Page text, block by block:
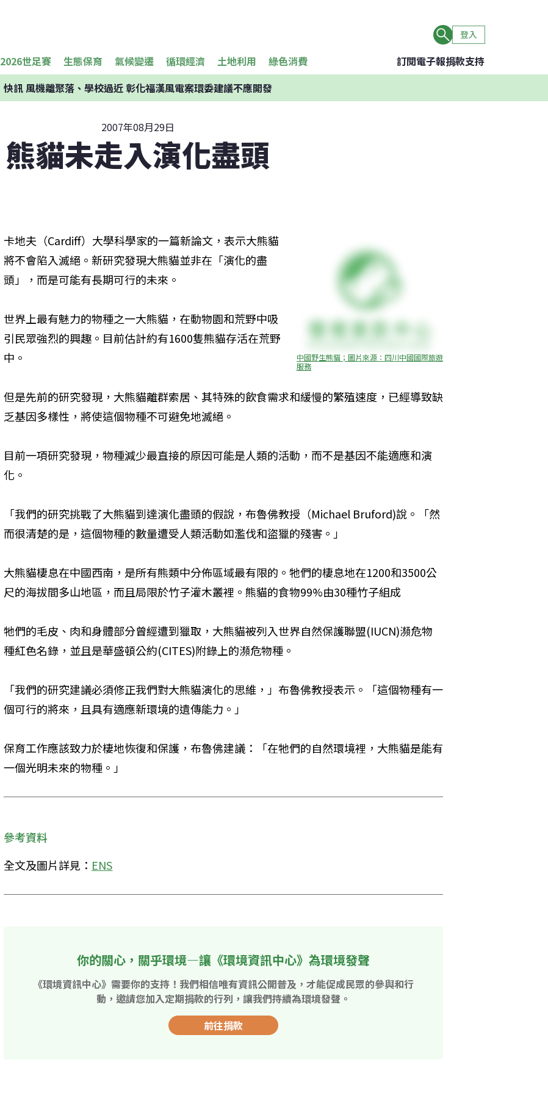
登入
2026世足賽 生態保育 氣候變遷 循環經濟 土地利用 綠色消費 訂閱電子報捐款支持
快訊風機離聚落、學校過近 彰化福漢風電案環委建議不應開發
2007年08月29日
熊貓未走入演化盡頭
中國野生熊貓；圖片來源：四川中國國際旅遊
服務
卡地夫（Cardiff）大學科學家的一篇新論文，表示大熊貓
將不會陷入滅絕。新研究發現大熊貓並非在「演化的盡
頭」，而是可能有長期可行的未來。
世界上最有魅力的物種之一大熊貓，在動物園和荒野中吸
引民眾強烈的興趣。目前估計約有1600隻熊貓存活在荒野
中。
但是先前的研究發現，大熊貓離群索居、其特殊的飲食需求和緩慢的繁殖速度，已經導致缺
乏基因多樣性，將使這個物種不可避免地滅絕。
目前一項研究發現，物種減少最直接的原因可能是人類的活動，而不是基因不能適應和演
化。
「我們的研究挑戰了大熊貓到達演化盡頭的假說，布魯佛教授（Michael Bruford)說。「然
而很清楚的是，這個物種的數量遭受人類活動如濫伐和盜獵的殘害。」
大熊貓棲息在中國西南，是所有熊類中分佈區域最有限的。牠們的棲息地在1200和3500公
尺的海拔間多山地區，而且局限於竹子灌木叢裡。熊貓的食物99%由30種竹子組成
牠們的毛皮、肉和身體部分曾經遭到獵取，大熊貓被列入世界自然保護聯盟(IUCN)瀕危物
種紅色名錄，並且是華盛頓公約(CITES)附錄上的瀕危物種。
「我們的研究建議必須修正我們對大熊貓演化的思維，」布魯佛教授表示。「這個物種有一
個可行的將來，且具有適應新環境的遺傳能力。」
保育工作應該致力於棲地恢復和保護，布魯佛建議：「在牠們的自然環境裡，大熊貓是能有
一個光明未來的物種。」
參考資料
全文及圖片詳見： ENS
你的關心，關乎環境—讓《環境資訊中心》為環境發聲
《環境資訊中心》需要你的支持！我們相信唯有資訊公開普及，才能促成民眾的參與和行
動，邀請您加入定期捐款的行列，讓我們持續為環境發聲。
前往捐款